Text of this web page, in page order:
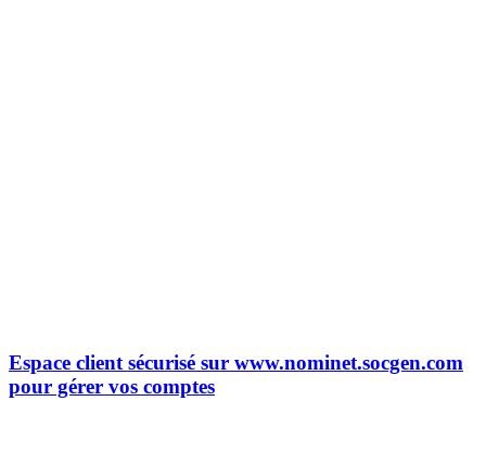
Espace client sécurisé sur www.nominet.socgen.com
pour gérer vos comptes